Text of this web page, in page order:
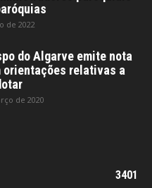
de 2022
do Algarve emite nota
orientações relativas a
de 2020
3401